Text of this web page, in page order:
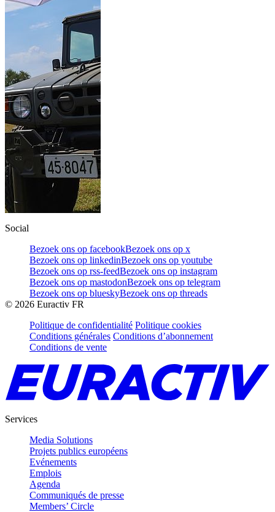
Social
Bezoek ons op facebookBezoek ons op x
Bezoek ons op linkedinBezoek ons op youtube
Bezoek ons op rss-feedBezoek ons op instagram
Bezoek ons op mastodonBezoek ons op telegram
Bezoek ons op blueskyBezoek ons op threads
© 2026 Euractiv FR
Politique de confidentialité Politique cookies
Conditions générales Conditions d’abonnement
Conditions de vente
Services
Media Solutions
Projets publics européens
Evénements
Emplois
Agenda
Communiqués de presse
Members’ Circle